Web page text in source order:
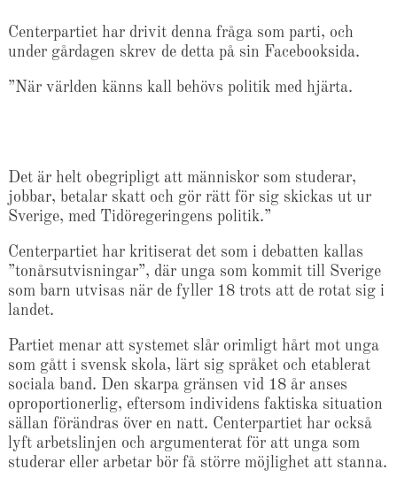
Centerpartiet har drivit denna fråga som parti, och
under gårdagen skrev de detta på sin Facebooksida.
”När världen känns kall behövs politik med hjärta.
Det är helt obegripligt att människor som studerar,
jobbar, betalar skatt och gör rätt för sig skickas ut ur
Sverige, med Tidöregeringens politik.”
Centerpartiet har kritiserat det som i debatten kallas
”tonårsutvisningar”, där unga som kommit till Sverige
som barn utvisas när de fyller 18 trots att de rotat sig i
landet.
Partiet menar att systemet slår orimligt hårt mot unga
som gått i svensk skola, lärt sig språket och etablerat
sociala band. Den skarpa gränsen vid 18 år anses
oproportionerlig, eftersom individens faktiska situation
sällan förändras över en natt. Centerpartiet har också
lyft arbetslinjen och argumenterat för att unga som
studerar eller arbetar bör få större möjlighet att stanna.